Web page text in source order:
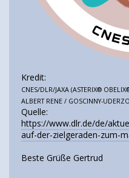
Kredit:
CNES/DLR/JAXA (ASTERIX®
ALBERT RENE / GOSCINNY-
Quelle:
https://www.dlr.de/de/
auf-der-zielgeraden-zum-
Beste Grüße Gertrud